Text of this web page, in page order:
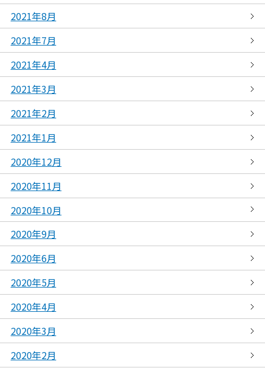
2021年8月
2021年7月
2021年4月
2021年3月
2021年2月
2021年1月
2020年12月
2020年11月
2020年10月
2020年9月
2020年6月
2020年5月
2020年4月
2020年3月
2020年2月